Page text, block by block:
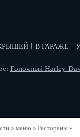
в гараже
Гоночный Harley-
» меню » Рестораны »